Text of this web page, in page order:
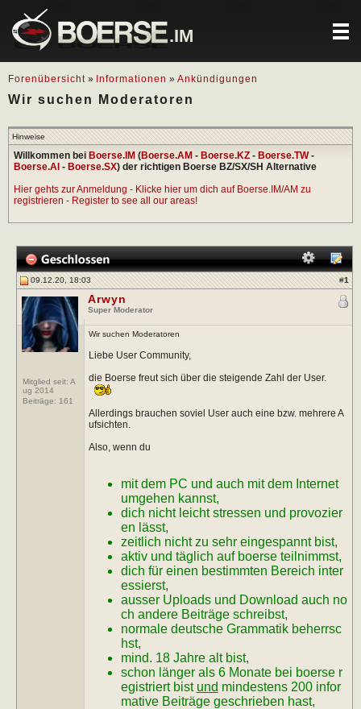
.IM
Forenübersicht » Informationen » Ankündigungen
Wir suchen Moderatoren
Hinweise
Willkommen bei Boerse.IM (Boerse.AM - Boerse.KZ - Boerse.TW-
Boerse.AI - Boerse.SX) der richtigen Boerse BZ/SX/SH Alternative
Hier gehts zur Anmeldung - Klicke hier um dich auf Boerse.IM/AM zu
registrieren - Register to see all our areas!
09.12.20, 18:03 #1
Mitglied seit: A
ug 2014
Beiträge: 161
Arwyn
Super Moderator
Wir suchen Moderatoren
Liebe User Community,
die Boerse freut sich über die steigende Zahl der User.
Allerdings brauchen soviel User auch eine bzw. mehrere A
ufsichten.
Also, wenn du
mit dem PC und auch mit dem Internet
umgehen kannst,
dich nicht leicht stressen und provozier
en lässt,
zeitlich nicht zu sehr eingespannt bist,
aktiv und täglich auf boerse teilnimmst,
dich für einen bestimmten Bereich inter
essierst,
ausser Uploads und Download auch no
ch andere Beiträge schreibst,
normale deutsche Grammatik beherrsc
hst,
mind. 18 Jahre alt bist,
schon länger als 6 Monate bei boerse r
egistriert bist und mindestens 200 infor
mative Beiträge geschrieben hast,